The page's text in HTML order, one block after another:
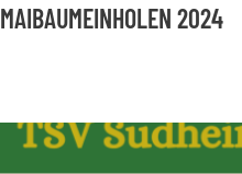
MAIBAUMEINHOLEN 2024